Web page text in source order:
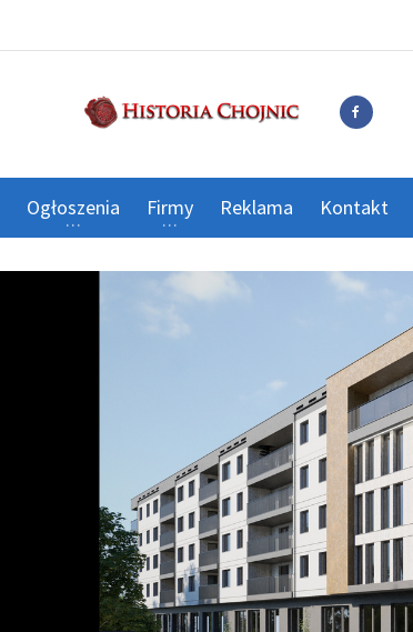
Ogłoszenia Firmy Reklama Kontakt